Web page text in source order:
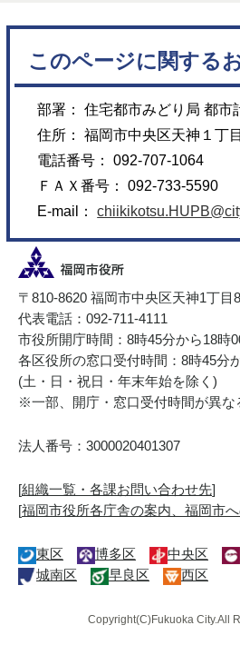
このページに関する
部署： 住宅都市みどり局 都市
住所： 福岡市中央区天神１丁
電話番号： 092-707-1064
ＦＡＸ番号： 092-733-5590
E-mail：
〒810-8620 福岡市中央区天神1丁目
代表電話：092-711-4111
市役所開庁時間：8時45分から18時
各区役所の窓口受付時間：8時45分
(土・日・祝日・年末年始を除く)
※一部、開庁・窓口受付時間が異な
法人番号：3000020401307
[組織一覧・各課お問い合わせ先]
[福岡市役所各庁舎の案内、福岡市
東区 博多区 中央区
城南区
早良区 西区
Copyright(C)Fukuoka City.All